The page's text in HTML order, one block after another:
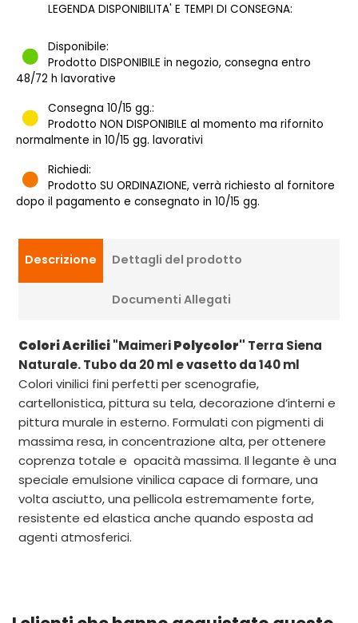
LEGENDA DISPONIBILITA' E TEMPI DI CONSEGNA:
Disponibile:
Prodotto DISPONIBILE in negozio, consegna entro
48/72 h lavorative
Consegna 10/15 gg.:
Prodotto NON DISPONIBILE al momento ma rifornito
normalmente in 10/15 gg. lavorativi
Richiedi:
Prodotto SU ORDINAZIONE, verrà richiesto al fornitore
dopo il pagamento e consegnato in 10/15 gg.
Descrizione Dettagli del prodotto
Documenti Allegati
Colori Acrilici"MaimeriPolycolor" Terra Siena
Naturale. Tubo da 20 ml e vasetto da 140 ml
Colori vinilici fini perfetti per scenografie,
cartellonistica, pittura su tela, decorazione d’interni e
pittura murale in esterno. Formulati con pigmenti di
massima resa, in concentrazione alta, per ottenere
coprenza totale e opacità massima. Il legante è una
speciale emulsione vinilica capace di formare, una
volta asciutto, una pellicola estremamente forte,
resistente ed elastica anche quando esposta ad
agenti atmosferici.